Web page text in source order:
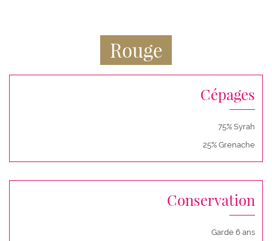
Rouge
Cépages
75% Syrah
25% Grenache
Conservation
Garde 6 ans